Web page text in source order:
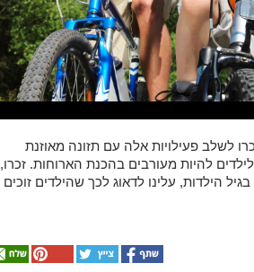
לשלב פעילויות אלה עם תזונה מאוזנת
להיות מעורבים בהכנת הארוחות. זכרו,
הילדות, עלינו לדאוג לכך שהילדים זוכים